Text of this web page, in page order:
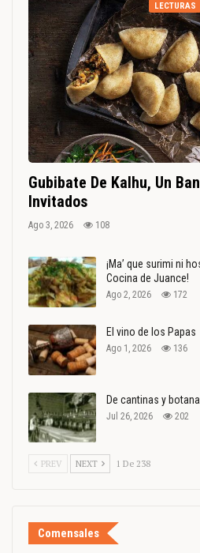
LECTURAS
Gubibate De Kalhu, Un
Invitados
Ago 3, 2026 108
¡Ma’ que surimi ni
Cocina de Juance!
Ago 2, 2026 172
El vino de los Papas
Ago 1, 2026 136
De cantinas y
Jul 26, 2026 202
PREV NEXT 1 De 238
Comensales